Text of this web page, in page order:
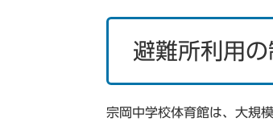
避難所利用の
宗岡中学校体育館は、大規